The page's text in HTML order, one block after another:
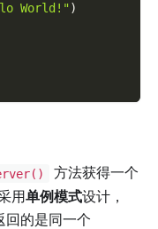
World!")
方法获得一个
用单例模式设计，
回的是同一个